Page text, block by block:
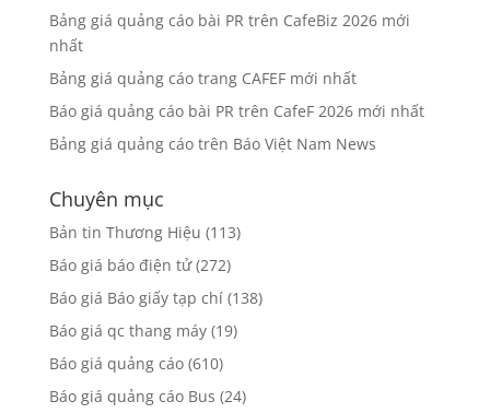
Bảng giá quảng cáo bài PR trên CafeBiz 2026 mới
nhất
Bảng giá quảng cáo trang CAFEF mới nhất
Báo giá quảng cáo bài PR trên CafeF 2026 mới nhất
Bảng giá quảng cáo trên Báo Việt Nam News
Chuyên mục
Bản tin Thương Hiệu (113)
Báo giá báo điện tử(272)
Báo giá Báo giấy tạp chí(138)
Báo giá qc thang máy(19)
Báo giá quảng cáo(610)
Báo giá quảng cáo Bus (24)